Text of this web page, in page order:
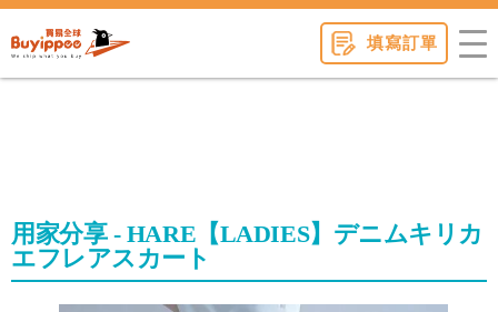
填寫訂單
用家分享 - HARE【LADIES】デニムキリカ
エフレアスカート